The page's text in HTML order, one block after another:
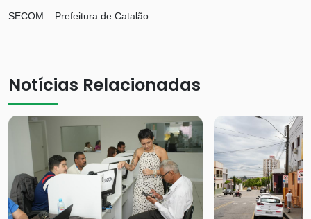
SECOM – Prefeitura de Catalão
Notícias Relacionadas